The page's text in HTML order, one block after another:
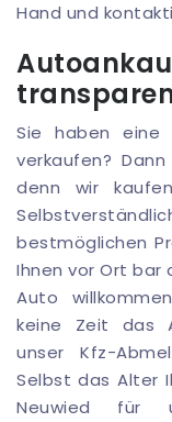
Hand und
Sie haben eine
verkaufen?
denn wir
bestmöglichen
Ihnen vor Ort bar
Auto
keine Zeit das
unser Kfz-
Selbst das Alter
Neuwied für